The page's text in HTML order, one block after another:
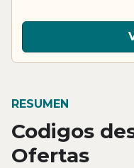
RESUMEN
Codigos
Ofertas